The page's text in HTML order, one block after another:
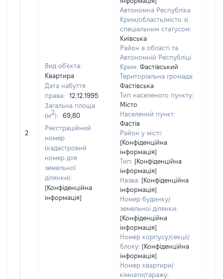
2
Вид об'єкта:
Квартира
Дата набуття
права:
12.12.1995
Загальна площа
(м2):
69,80
Реєстраційний
номер
(кадастровий
номер для
земельної
ділянки):
[Конфіденційна
інформація]
Автономна Республіка
Крим/область/місто зі
спеціальним статусом:
Київська
Район в області та
Автономній Республіці
Крим: Фастівський
Територіальна громада:
Фастівська
Тип населеного пункту:
Місто
Населений пункт:
Фастів
Район у місті:
[Конфіденційна
інформація]
Тип: [Конфіденційна
інформація]
Назва: [Конфіденційна
інформація]
Номер будинку/
земельної ділянки:
[Конфіденційна
інформація]
Номер корпусу/секції/
блоку: [Конфіденційна
інформація]
Номер квартири/
кімнати/гаражу: